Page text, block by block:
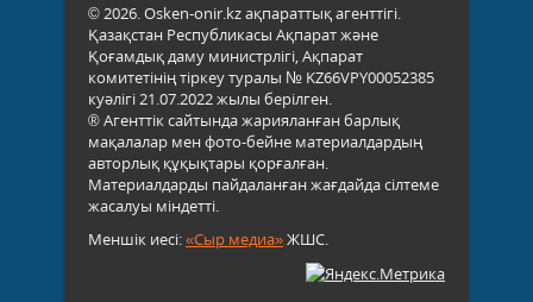
© 2026. Osken-onir.kz ақпараттық агенттігі.
Қазақстан Республикасы Ақпарат және
Қоғамдық даму министрлігі, Ақпарат
комитетінің тіркеу туралы № KZ66VPY00052385
куәлігі 21.07.2022 жылы берілген.
® Агенттік сайтында жарияланған барлық
мақалалар мен фото-бейне материалдардың
авторлық құқықтары қорғалған.
Материалдарды пайдаланған жағдайда сілтеме
жасалуы міндетті.
Меншік иесі:«Сыр медиа»ЖШС.